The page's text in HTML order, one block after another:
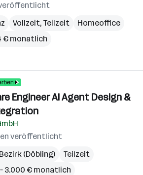
Vollzeit, Teilzeit
Homeoffice
€ monatlich
Engineer AI Agent Design &
veröffentlicht
Bezirk (Döbling)
Teilzeit
3.000 € monatlich